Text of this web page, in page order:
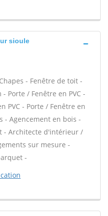
sioule
- Fenêtre de toit -
Porte / Fenêtre en PVC -
PVC - Porte / Fenêtre en
- Agencement en bois -
- Architecte d'intérieur /
sur mesure -
-